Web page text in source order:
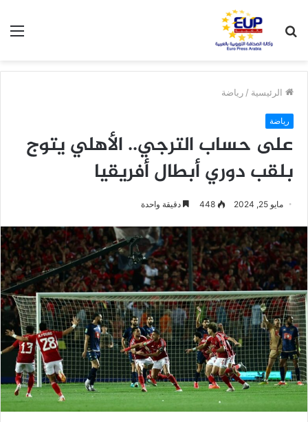
عن
الرئيسية / رياضة
رياضة
على حساب الترجي.. الأهلي يتوج
بلقب دوري أبطال أفريقيا
مايو 25, 2024 448 دقيقة واحدة